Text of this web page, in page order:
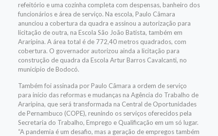
refeitório e uma cozinha completa com despensas, banheiro dos
funcionários e área de serviço. Na escola, Paulo Câmara
anunciou a cobertura da quadra e assinou a autorização para
licitação de outra, na Escola São João Batista, também em
Araripina. A área total é de 772,40 metros quadrados, com
cobertura. O governador autorizou ainda a licitação para
construção de quadra da Escola Artur Barros Cavalcanti, no
município de Bodocó.
Também foi assinada por Paulo Câmara a ordem de serviço
para início das reformas e mudanças na Agência do Trabalho de
Araripina, que será transformada na Central de Oportunidades
de Pernambuco (COPE), reunindo os serviços oferecidos pela
Secretaria do Trabalho, Emprego e Qualificação em um só lugar.
“A pandemia é um desafio, mas a geração de empregos também